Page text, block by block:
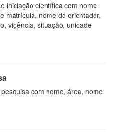
iniciação científica com nome
matrícula, nome do orientador,
vigência, situação, unidade
com nome, área, nome